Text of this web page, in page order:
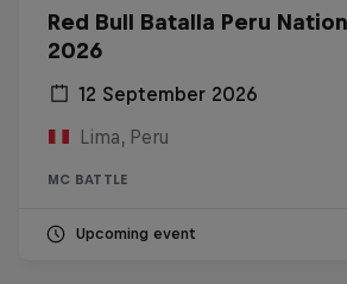
Red Bull Batalla Peru
2026
12 September 2026
Lima, Peru
MC BATTLE
Upcoming event